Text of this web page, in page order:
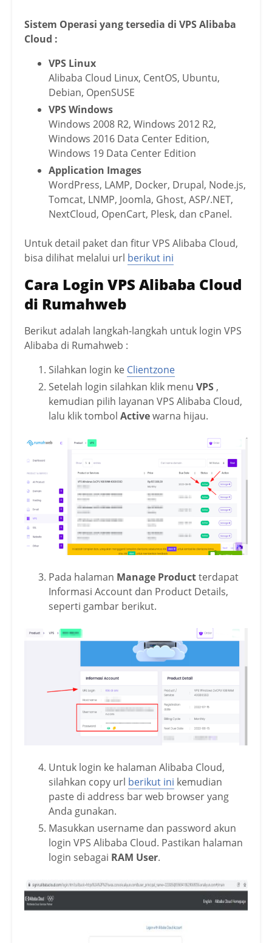
Sistem Operasi yang tersedia di VPS Alibaba
Cloud :
VPS Linux
Alibaba Cloud Linux, CentOS, Ubuntu,
Debian, OpenSUSE
VPS Windows
Windows 2008 R2, Windows 2012 R2,
Windows 2016 Data Center Edition,
Windows 19 Data Center Edition
Application Images
WordPress, LAMP, Docker, Drupal, Node.js,
Tomcat, LNMP, Joomla, Ghost, ASP/.NET,
NextCloud, OpenCart, Plesk, dan cPanel.
Untuk detail paket dan fitur VPS Alibaba Cloud,
bisa dilihat melalui url berikut ini
Cara Login VPS Alibaba Cloud
di Rumahweb
Berikut adalah langkah-langkah untuk login VPS
Alibaba di Rumahweb :
Silahkan login ke Clientzone
Setelah login silahkan klik menu VPS ,
kemudian pilih layanan VPS Alibaba Cloud,
lalu klik tombol Activewarna hijau.
Pada halaman Manage Productterdapat
Informasi Account dan Product Details,
seperti gambar berikut.
Untuk login ke halaman Alibaba Cloud,
silahkan copy url berikut ini kemudian
paste di address bar web browser yang
Anda gunakan.
Masukkan username dan password akun
login VPS Alibaba Cloud. Pastikan halaman
login sebagai RAM User.